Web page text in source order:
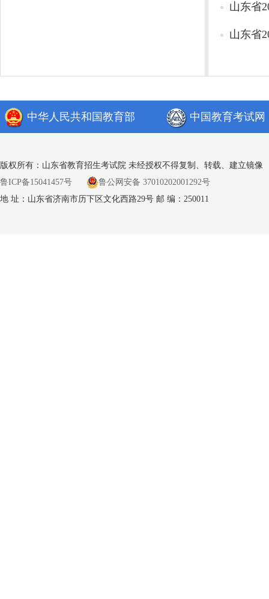
山东省
山东省
中华人民共和国教育部 中国教育考试网
版权所有：山东省教育招生考试院 未经授权不得复制、转载、建立镜像
鲁ICP备15041457号
鲁公网安备 37010202001292号
地 址：山东省济南市历下区文化西路29号 邮 编：250011